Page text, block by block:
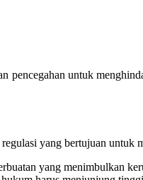
pencegahan untuk
yang bertujuan untuk
yang menimbulkan